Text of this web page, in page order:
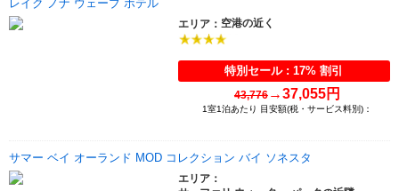
レイク ノナ ウェーブ ホテル
エリア： 空港の近く
特別セール : 17% 割引
43,776→37,055円
1室1泊あたり 目安額(税・サービス料別)：
サマー ベイ オーランド MOD コレクション バイ ソネスタ
エリア：